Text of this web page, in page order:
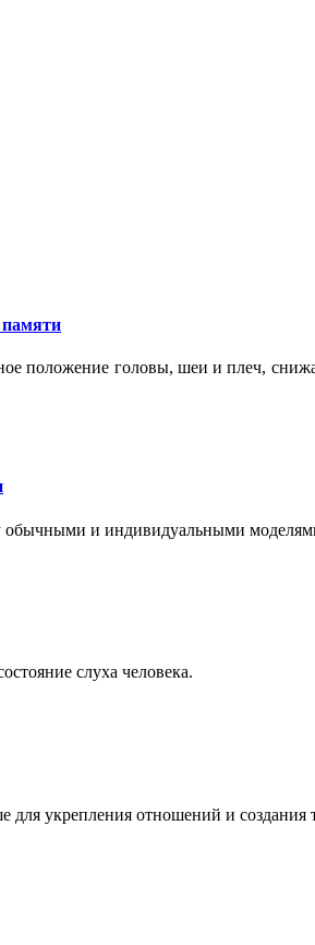
памяти
положение головы, шеи и плеч,
и индивидуальными
слуха человека.
укрепления отношений и создания